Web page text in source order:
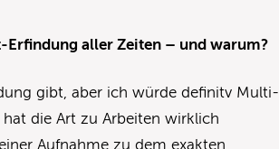
aller Zeiten – und warum?
gibt, aber ich würde definitv Multi-
die Art zu Arbeiten wirklich
Aufnahme zu dem exakten